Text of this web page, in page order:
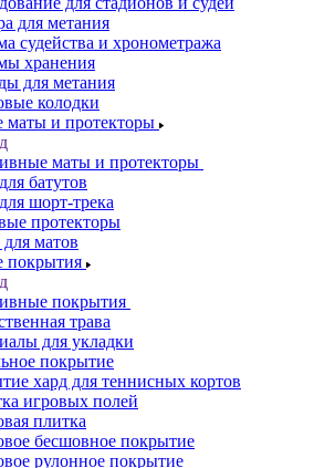
для метания
судейства и хронометража
хранения
для метания
колодки
маты и протекторы
маты и протекторы
батутов
шорт-трека
протекторы
матов
покрытия
покрытия
трава
для укладки
покрытие
хард для теннисных кортов
игровых полей
плитка
бесшовное покрытие
рулонное покрытие